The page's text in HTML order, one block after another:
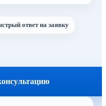
ответ на заявку